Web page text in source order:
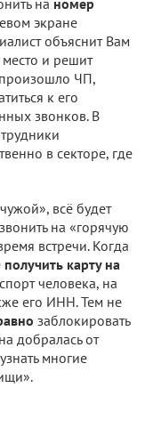
экране
объяснит Вам
и решит
произошло ЧП,
к его
звонков. В
в секторе, где
всё будет
на «горячую
встречи. Когда
получить карту на
человека, на
его ИНН. Тем не
заблокировать
добралась от
многие